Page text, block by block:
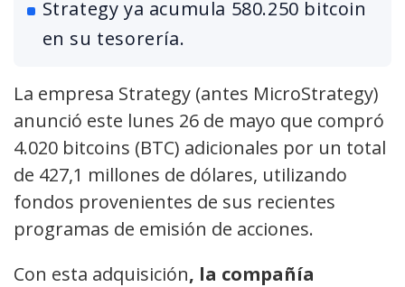
Strategy ya acumula 580.250 bitcoin
en su tesorería.
La empresa Strategy (antes MicroStrategy)
anunció este lunes 26 de mayo que compró
4.020 bitcoins (BTC) adicionales por un total
de 427,1 millones de dólares, utilizando
fondos provenientes de sus recientes
programas de emisión de acciones.
Con esta adquisición, la compañía